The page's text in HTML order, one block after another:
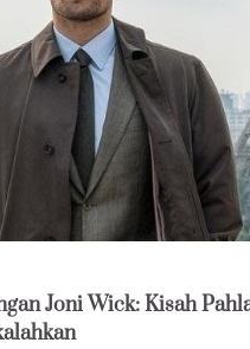
Joni Wick: Kisah